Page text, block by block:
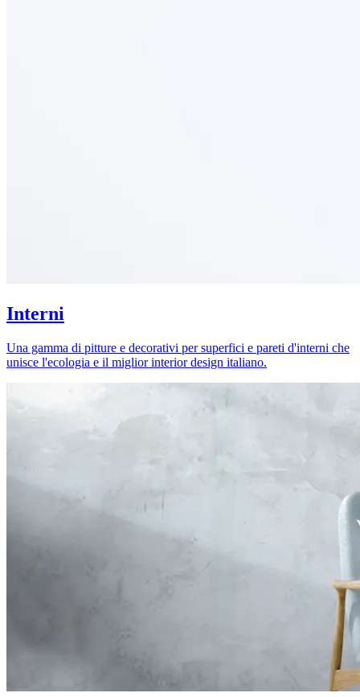
Interni
Una gamma di pitture e decorativi per superfici e pareti d'interni che
unisce l'ecologia e il miglior interior design italiano.